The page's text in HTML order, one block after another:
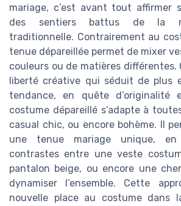
mariage, c’est avant tout affirmer
des sentiers battus de la
traditionnelle. Contrairement au
tenue dépareillée permet de mixer
couleurs ou de matières différentes.
liberté créative qui séduit de plus
tendance, en quête d’originalité
costume dépareillé s’adapte à
casual chic, ou encore bohème. Il
une tenue mariage unique,
contrastes entre une veste
pantalon beige, ou encore une
dynamiser l’ensemble. Cette
nouvelle place au costume dans